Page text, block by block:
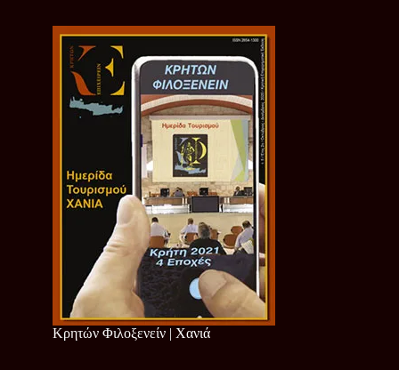
Κρητών Φιλοξενείν | Χανιά